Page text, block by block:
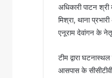
अधिकारी पाटन श्री
मिश्रा, थाना
एनूराम देवांगन के
टीम द्वारा
आसपास के